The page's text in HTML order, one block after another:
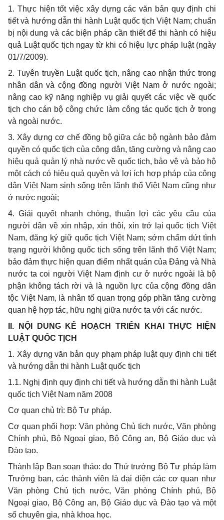
1. Thực hiện tốt việc xây dựng các văn bản quy định chi
tiết và hướng dẫn thi hành Luật quốc tịch Việt Nam; chuẩn
bị nội dung và các biện pháp cần thiết để thi hành có hiệu
quả Luật quốc tịch ngay từ khi có hiệu lực pháp luật (ngày
01/7/2009).
2. Tuyên truyền Luật quốc tịch, nâng cao nhận thức trong
nhân dân và cộng đồng người Việt Nam ở nước ngoài;
nâng cao kỹ năng nghiệp vụ giải quyết các việc về quốc
tịch cho cán bộ công chức làm công tác quốc tịch ở trong
và ngoài nước.
3. Xây dựng cơ chế đồng bộ giữa các bộ ngành bảo đảm
quyền có quốc tịch của công dân, tăng cường và nâng cao
hiệu quả quản lý nhà nước về quốc tịch, bảo vệ và bảo hộ
một cách có hiệu quả quyền và lợi ích hợp pháp của công
dân Việt Nam sinh sống trên lãnh thổ Việt Nam cũng như
ở nước ngoài;
4. Giải quyết nhanh chóng, thuận lợi các yêu cầu của
người dân về xin nhập, xin thôi, xin trở lại quốc tịch Việt
Nam, đăng ký giữ quốc tịch Việt Nam; sớm chấm dứt tình
trạng người không quốc tịch sống trên lãnh thổ Việt Nam;
bảo đảm thực hiện quan điểm nhất quán của Đảng và Nhà
nước ta coi người Việt Nam định cư ở nước ngoài là bộ
phận không tách rời và là nguồn lực của cộng đồng dân
tộc Việt Nam, là nhân tố quan trọng góp phần tăng cường
quan hệ hợp tác, hữu nghị giữa nước ta với các nước.
II. NỘI DUNG KẾ HOẠCH TRIỂN KHAI THỰC HIỆN
LUẬT QUỐC TỊCH
1. Xây dựng văn bản quy phạm pháp luật quy định chi tiết
và hướng dẫn thi hành Luật quốc tịch
1.1. Nghị định quy định chi tiết và hướng dẫn thi hành Luật
quốc tịch Việt Nam năm 2008
Cơ quan chủ trì: Bộ Tư pháp.
Cơ quan phối hợp: Văn phòng Chủ tịch nước, Văn phòng
Chính phủ, Bộ Ngoại giao, Bộ Công an, Bộ Giáo dục và
Đào tạo.
Thành lập Ban soạn thảo: do Thứ trưởng Bộ Tư pháp làm
Trưởng ban, các thành viên là đại diện các cơ quan như
Văn phòng Chủ tịch nước, Văn phòng Chính phủ, Bộ
Ngoại giao, Bộ Công an, Bộ Giáo dục và Đào tạo và một
số chuyên gia, nhà khoa học.